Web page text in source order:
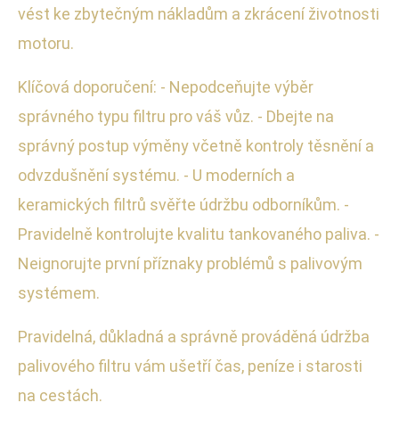
vést ke zbytečným nákladům a zkrácení životnosti
motoru.
Klíčová doporučení: - Nepodceňujte výběr
správného typu filtru pro váš vůz. - Dbejte na
správný postup výměny včetně kontroly těsnění a
odvzdušnění systému. - U moderních a
keramických filtrů svěřte údržbu odborníkům. -
Pravidelně kontrolujte kvalitu tankovaného paliva. -
Neignorujte první příznaky problémů s palivovým
systémem.
Pravidelná, důkladná a správně prováděná údržba
palivového filtru vám ušetří čas, peníze i starosti
na cestách.